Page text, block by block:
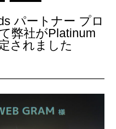
パートナー プロ
弊社がPlatinum
されました